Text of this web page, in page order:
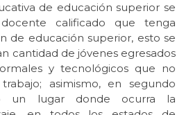
de educación superior se
calificado que tenga
de educación superior, esto se
cantidad de jóvenes egresados
y tecnológicos que no
asimismo, en segundo
un lugar donde ocurra la